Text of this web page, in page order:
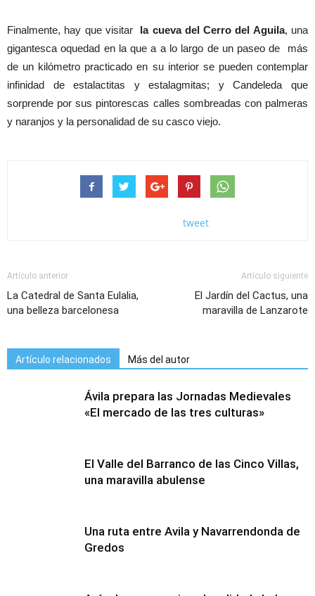
Finalmente, hay que visitar la cueva del Cerro del Aguila, una
gigantesca oquedad en la que a a lo largo de un paseo de más
de un kilómetro practicado en su interior se pueden contemplar
infinidad de estalactitas y estalagmitas; y Candeleda que
sorprende por sus pintorescas calles sombreadas con palmeras
y naranjos y la personalidad de su casco viejo.
tweet
Artículo anterior
La Catedral de Santa Eulalia,
una belleza barcelonesa
Artículo siguiente
El Jardín del Cactus, una
maravilla de Lanzarote
Artículo relacionados Más del autor
Ávila prepara las Jornadas Medievales
«El mercado de las tres culturas»
El Valle del Barranco de las Cinco Villas,
una maravilla abulense
Una ruta entre Avila y Navarrendonda de
Gredos